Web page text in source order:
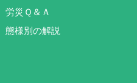
労災Ｑ＆Ａ
態様別の解説